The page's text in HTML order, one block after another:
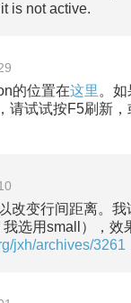
it is not active.
的位置在这里 。
请试试按F5刷新
改变行间距离。
我选用small），效
jxh/archives/3261